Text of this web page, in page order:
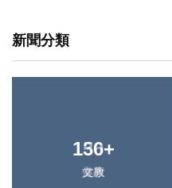
新聞分類
136+
健康